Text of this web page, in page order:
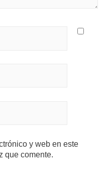
y web en este
que comente.